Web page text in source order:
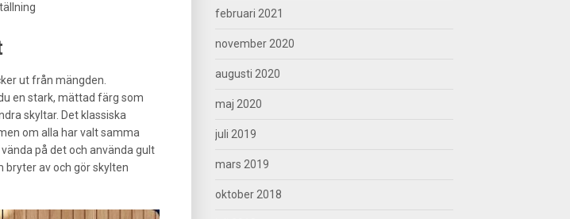
ut från mängden.
en stark, mättad färg som
skyltar. Det klassiska
om alla har valt samma
på det och använda gult
av och gör skylten
februari 2021
november 2020
augusti 2020
maj 2020
juli 2019
mars 2019
oktober 2018